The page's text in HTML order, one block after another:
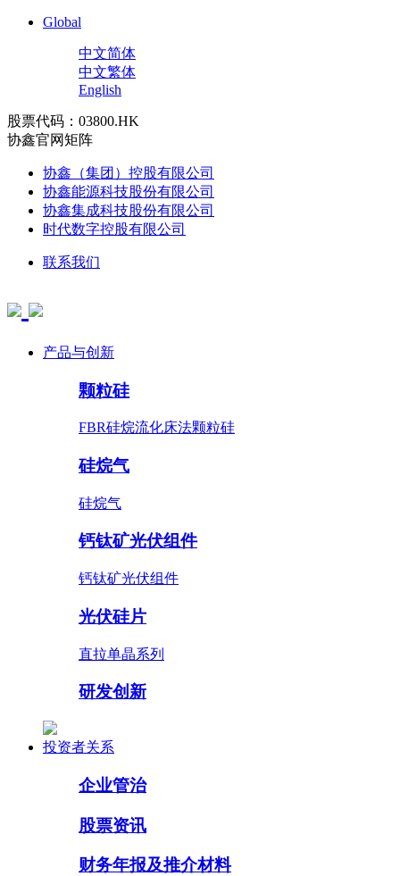
Global
中文简体
中文繁体
English
股票代码：03800.HK
协鑫官网矩阵
协鑫（集团）控股有限公司
协鑫能源科技股份有限公司
协鑫集成科技股份有限公司
时代数字控股有限公司
联系我们
产品与创新
颗粒硅
FBR硅烷流化床法颗粒硅
硅烷气
硅烷气
钙钛矿光伏组件
钙钛矿光伏组件
光伏硅片
直拉单晶系列
研发创新
投资者关系
企业管治
股票资讯
财务年报及推介材料